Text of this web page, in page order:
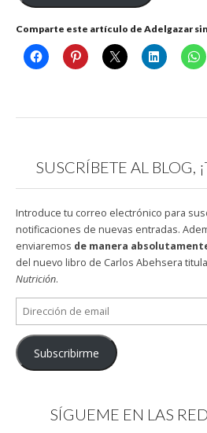
Comparte este artículo de Adelgazar
SUSCRÍBETE AL BLOG,
Introduce tu correo electrónico para
notificaciones de nuevas entradas.
enviaremos de manera
del nuevo libro de Carlos Abehsera
Nutrición.
Dirección
de
email
Subscribirme
SÍGUEME EN LAS